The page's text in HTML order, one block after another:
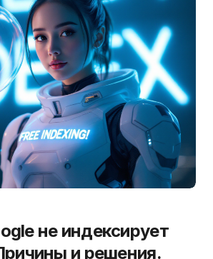
не индексирует
и решения.